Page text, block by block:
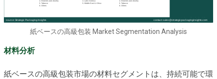
紙ベースの高級包装 Market Segmentation Analysis
材料分析
紙ベースの高級包装市場の材料セグメントは、持続可能で環